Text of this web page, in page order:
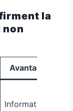
la
non
Avantages
Information